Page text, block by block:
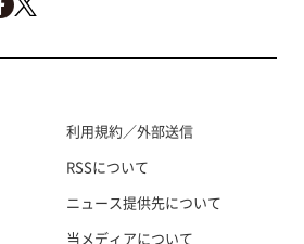
利用規約／外部送信
RSSについて
ニュース提供先について
当メディアについて